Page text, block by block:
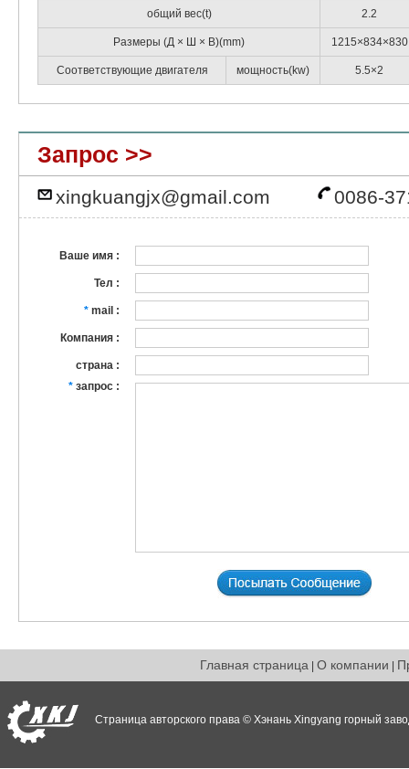
общий вес(t) 2.2
Размеры (Д × Ш × В)(mm) 1215×834×830
Соответствующие двигателя мощность(kw) 5.5×2
Запрос >>
xingkuangjx@gmail.com 0086-
Ваше имя :
Тел :
* mail :
Компания :
страна :
* запрос :
Главная страница| О компании
Страница авторского права © Хэнань Xingyang горный